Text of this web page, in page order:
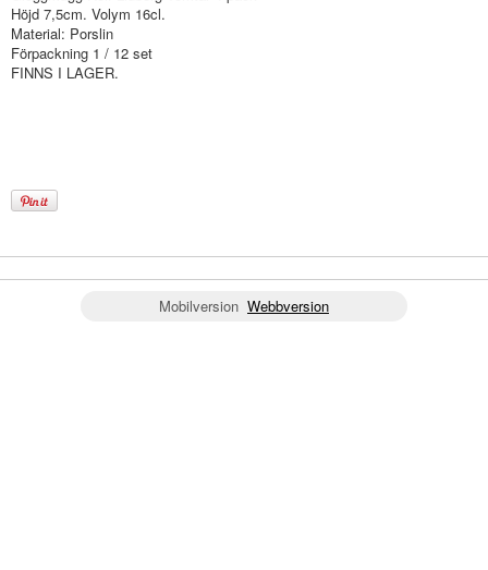
Höjd 7,5cm. Volym 16cl.
Material: Porslin
Förpackning 1 / 12 set
FINNS I LAGER.
Mobilversion Webbversion